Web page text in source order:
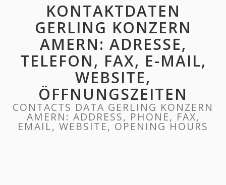
KONTAKTDATEN
GERLING KONZERN
AMERN: ADRESSE,
TELEFON, FAX, E-MAIL,
WEBSITE,
ÖFFNUNGSZEITEN
CONTACTS DATA GERLING KONZERN
AMERN: ADDRESS, PHONE, FAX,
EMAIL, WEBSITE, OPENING HOURS